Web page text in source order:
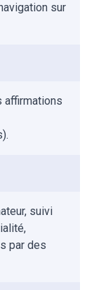
sur
affirmations
suivi
par des